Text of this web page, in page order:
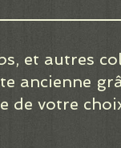
et autres
ancienne
de votre